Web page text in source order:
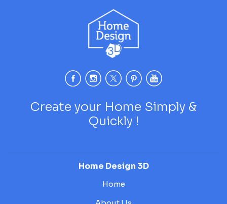
Create your Home Simply &
Quickly !
Home Design 3D
Home